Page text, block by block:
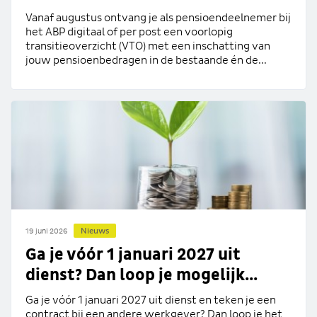
Vanaf augustus ontvang je als pensioendeelnemer bij
het ABP digitaal of per post een voorlopig
transitieoverzicht (VTO) met een inschatting van
jouw pensioenbedragen in de bestaande én de...
19 juni 2026 Nieuws
Ga je vóór 1 januari 2027 uit
dienst? Dan loop je mogelijk...
Ga je vóór 1 januari 2027 uit dienst en teken je een
contract bij een andere werkgever? Dan loop je het